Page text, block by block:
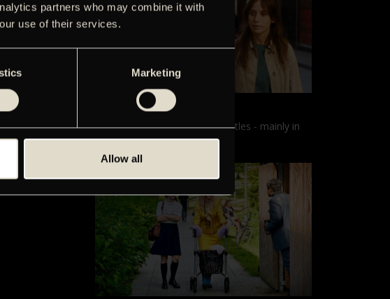
partners who may combine it with
use of their services.
Marketing
Allow all
Films with English subtitles
Screenings with English subtitles - mainly in
our sister cinema, Gloria.